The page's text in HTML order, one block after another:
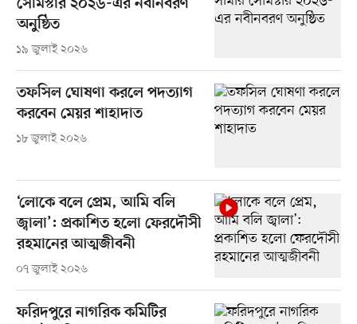
সেমিস্টার ২০২৬-এর নবীনবরণ
অনুষ্ঠিত
১৯ জুলাই ২০২৬
তফসিল ঘোষণা করলে পদত্যাগ
করবেন মেয়র শাহাদাত
১৮ জুলাই ২০২৬
‘লোকে বলে প্রেম, আমি বলি
জ্বালা’: প্রকাশিত হলো ফেরদৌসী
রহমানের আত্মজীবনী
০৭ জুলাই ২০২৬
ফরিদপুরে নাগরিক কমিটির